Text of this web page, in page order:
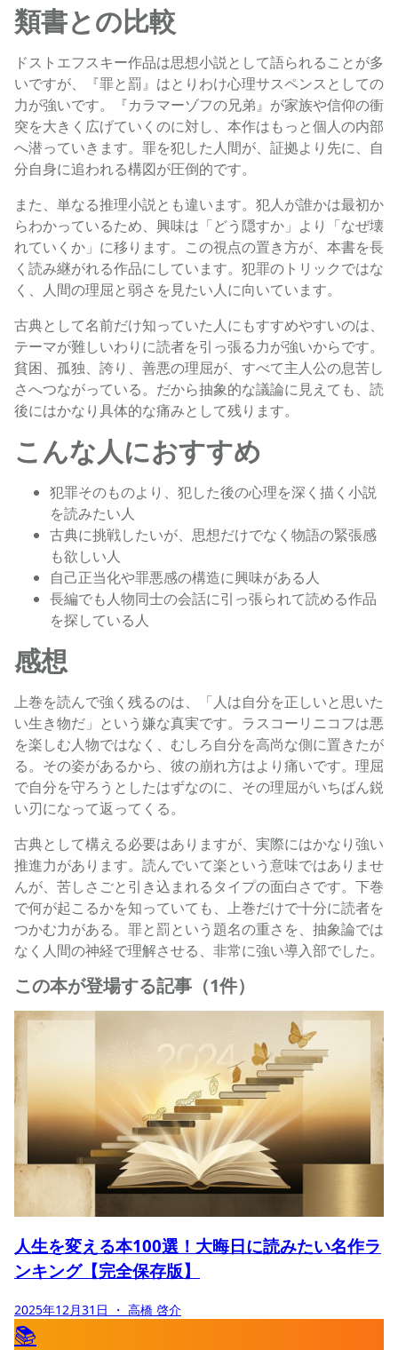
類書との比較
ドストエフスキー作品は思想小説として語られることが多
いですが、『罪と罰』はとりわけ心理サスペンスとしての
力が強いです。『カラマーゾフの兄弟』が家族や信仰の衝
突を大きく広げていくのに対し、本作はもっと個人の内部
へ潜っていきます。罪を犯した人間が、証拠より先に、自
分自身に追われる構図が圧倒的です。
また、単なる推理小説とも違います。犯人が誰かは最初か
らわかっているため、興味は「どう隠すか」より「なぜ壊
れていくか」に移ります。この視点の置き方が、本書を長
く読み継がれる作品にしています。犯罪のトリックではな
く、人間の理屈と弱さを見たい人に向いています。
古典として名前だけ知っていた人にもすすめやすいのは、
テーマが難しいわりに読者を引っ張る力が強いからです。
貧困、孤独、誇り、善悪の理屈が、すべて主人公の息苦し
さへつながっている。だから抽象的な議論に見えても、読
後にはかなり具体的な痛みとして残ります。
こんな人におすすめ
犯罪そのものより、犯した後の心理を深く描く小説
を読みたい人
古典に挑戦したいが、思想だけでなく物語の緊張感
も欲しい人
自己正当化や罪悪感の構造に興味がある人
長編でも人物同士の会話に引っ張られて読める作品
を探している人
感想
上巻を読んで強く残るのは、「人は自分を正しいと思いた
い生き物だ」という嫌な真実です。ラスコーリニコフは悪
を楽しむ人物ではなく、むしろ自分を高尚な側に置きたが
る。その姿があるから、彼の崩れ方はより痛いです。理屈
で自分を守ろうとしたはずなのに、その理屈がいちばん鋭
い刃になって返ってくる。
古典として構える必要はありますが、実際にはかなり強い
推進力があります。読んでいて楽という意味ではありませ
んが、苦しさごと引き込まれるタイプの面白さです。下巻
で何が起こるかを知っていても、上巻だけで十分に読者を
つかむ力がある。罪と罰という題名の重さを、抽象論では
なく人間の神経で理解させる、非常に強い導入部でした。
この本が登場する記事（1件）
人生を変える本100選！大晦日に読みたい名作ラ
ンキング【完全保存版】
2025年12月31日 ・ 高橋 啓介
📚